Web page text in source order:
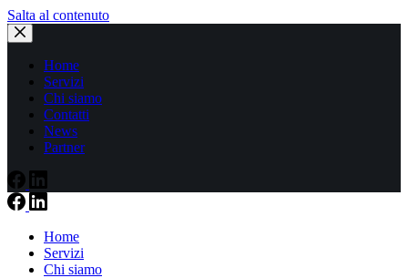
Salta al contenuto
Home
Servizi
Chi siamo
Contatti
News
Partner
Home
Servizi
Chi siamo